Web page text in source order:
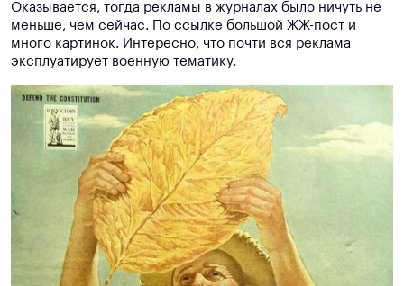
Оказывается, тогда рекламы в журналах было ничуть не
меньше, чем сейчас. По ссылке большой ЖЖ-пост и
много картинок. Интересно, что почти вся реклама
эксплуатирует военную тематику.